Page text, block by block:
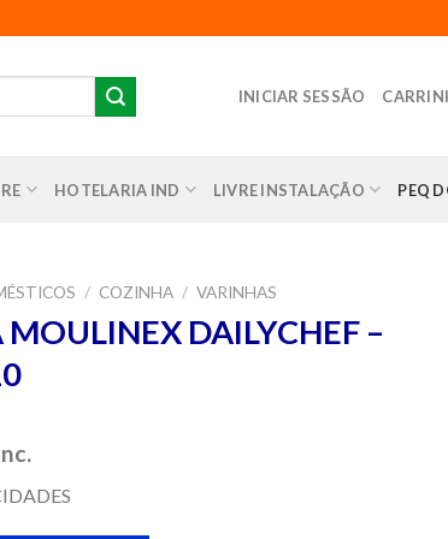
INICIAR SESSÃO
HOTELARIA IND LIVRE INSTALAÇÃO PEQ
/ COZINHA / VARINHAS
DAILYCHEF –